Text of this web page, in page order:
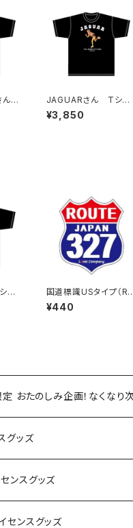
ん
JAGUARさん Tシャ
ツ（LEGEND-B）Black
¥3,850
ャ
国道標識USタイプ（
UTE）ステッカー 327
号線
¥440
定 おたのしみ企画！なくなり
グッズ
ンスグッズ
センスグッズ